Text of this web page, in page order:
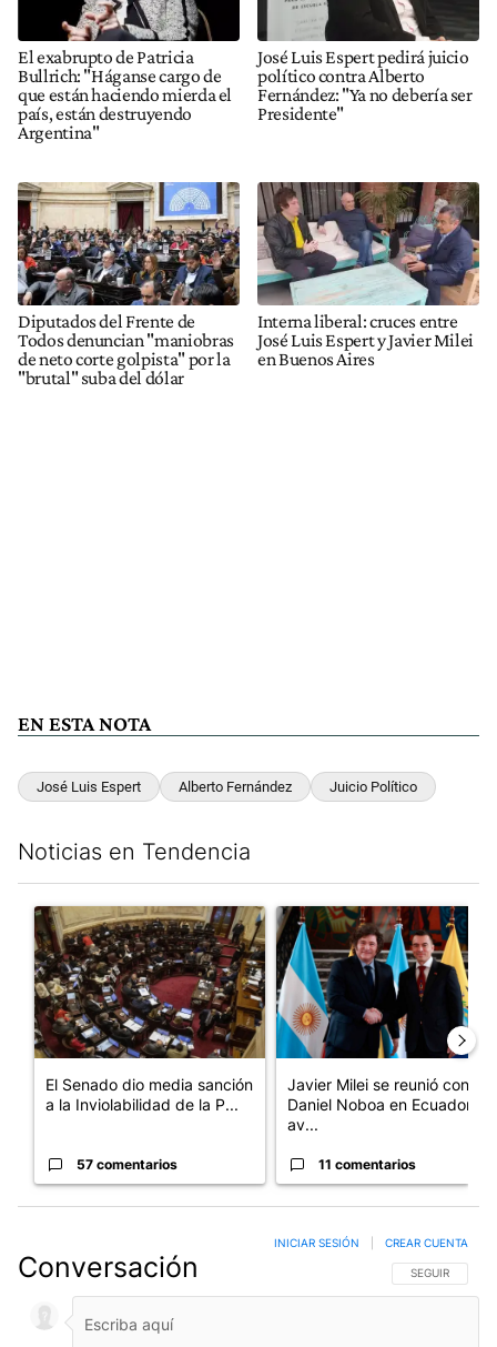
El exabrupto de Patricia
Bullrich: "Háganse cargo de
que están haciendo mierda el
país, están destruyendo
Argentina"
José Luis Espert pedirá juicio
político contra Alberto
Fernández: "Ya no debería ser
Presidente"
Diputados del Frente de
Todos denuncian "maniobras
de neto corte golpista" por la
"brutal" suba del dólar
Interna liberal: cruces entre
José Luis Espert y Javier Milei
en Buenos Aires
EN ESTA NOTA
José Luis Espert Alberto Fernández Juicio Político
Noticias en Tendencia
Un artículo de tendencia con el título "El Senado dio media
El Senado dio media sanción
a la Inviolabilidad de la P...
57 comentarios
Un artículo de tendencia con
Javier Milei se reunió con
Daniel Noboa en Ecuador y
av...
11 comentarios
Conversación SIGA ESTA
SEGUIR
INICIAR SESIÓN CREAR CUENTA